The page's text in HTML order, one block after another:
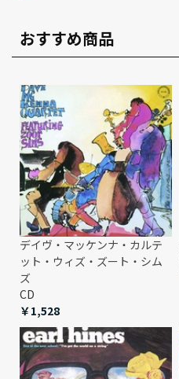
おすすめ商品
デイヴ・マッケンナ・カルテ
ット・ウィズ・ズート・シム
ズ
CD
￥1,528